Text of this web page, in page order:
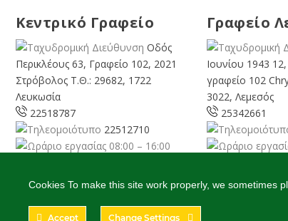
Κεντρικό Γραφείο
Οδός
Περικλέους 63, Γραφείο 102, 2021
Στρόβολος Τ.Θ.: 29682, 1722
Λευκωσία
22518787
22512710
08:00 – 16:00
info@cyprusgreens.org
Γραφείο
Ιουνίου 1943
γραφείο 102
3022, Λεμεσός
25342661
limassol@
Cookies To make this site work properly, we sometimes
Accept Change Settings